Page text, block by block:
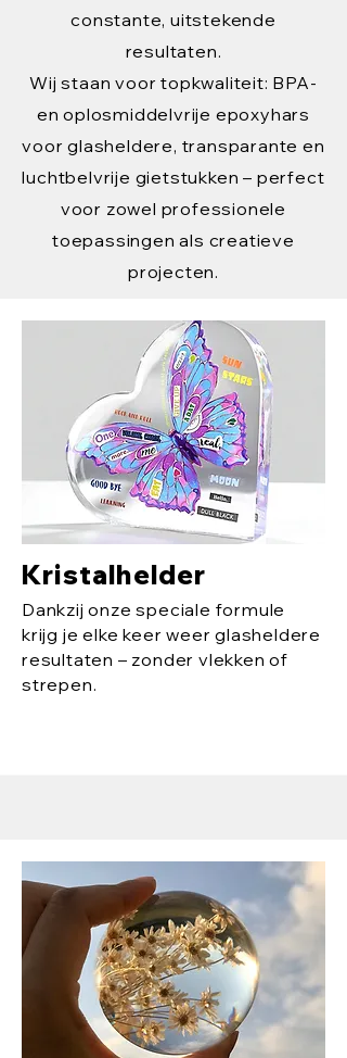
constante, uitstekende
resultaten.
Wij staan voor topkwaliteit: BPA-
en oplosmiddelvrije epoxyhars
voor glasheldere, transparante en
luchtbelvrije gietstukken – perfect
voor zowel professionele
toepassingen als creatieve
projecten.
Kristalhelder
Dankzij onze speciale formule
krijg je elke keer weer glasheldere
resultaten – zonder vlekken of
strepen.